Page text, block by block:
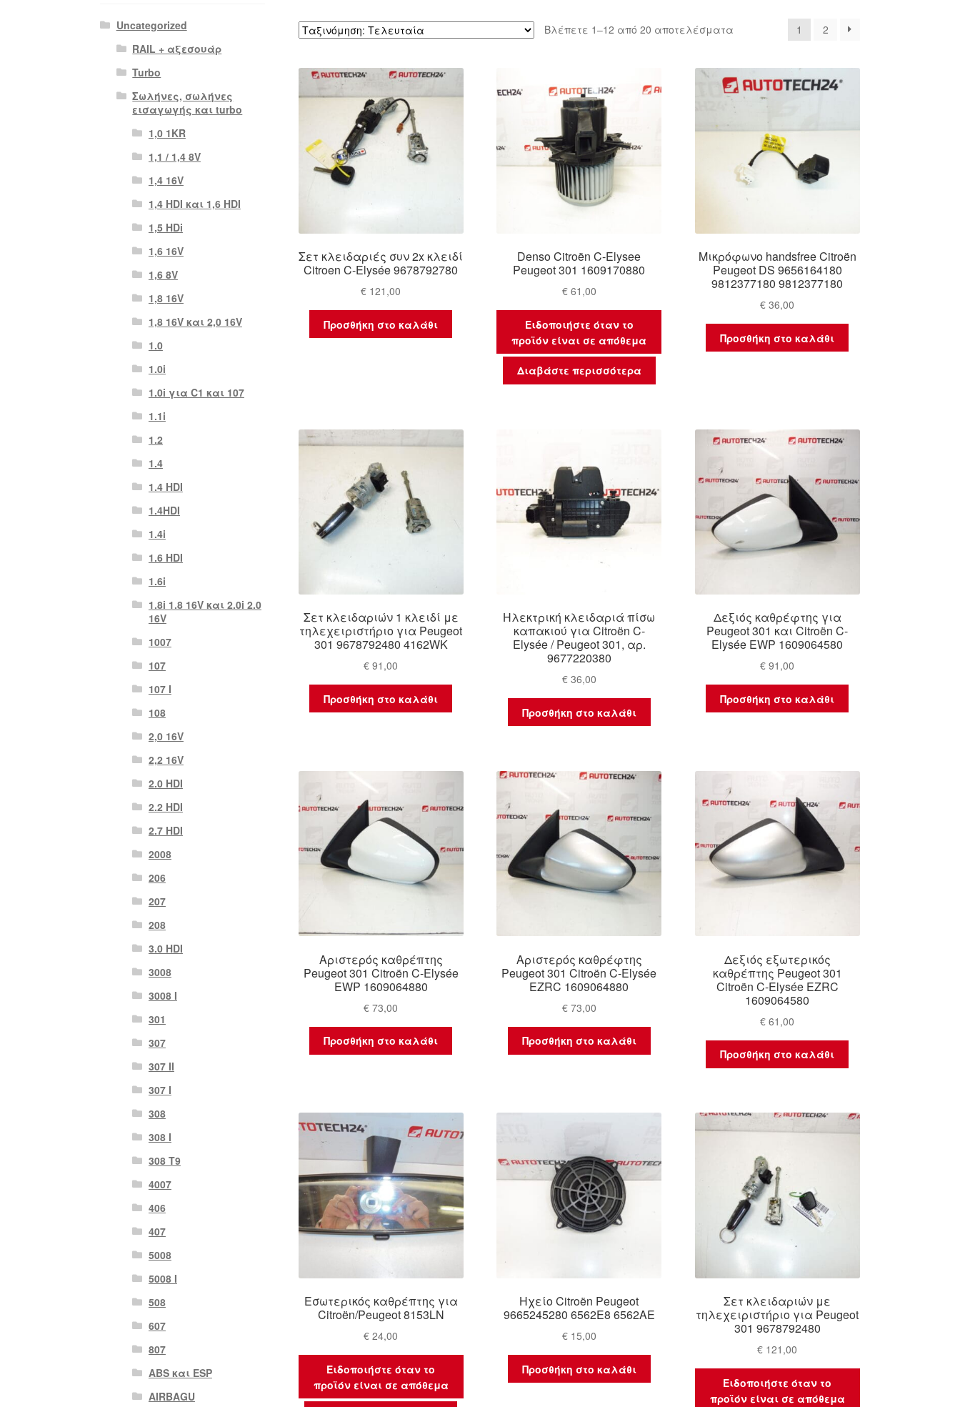
Βλέπετε 1–12 από 20 αποτελέσματαSorted
1 2
Σετ κλειδαριές συν 2x κλειδί
Citroen C-Elysée 9678792780
€ 121,00
Προσθήκη στο καλάθι
Denso Citroën C-Elysee
Peugeot 301 1609170880
€61,00
Ειδοποιήστε όταν το
προϊόν είναι σε απόθεμα
Διαβάστε περισσότερα
Μικρόφωνο handsfree Citroën
Peugeot DS 9656164180
9812377180 9812377180
€ 36,00
Προσθήκη στο καλάθι
Σετ κλειδαριών 1 κλειδί με
τηλεχειριστήριο για Peugeot
301 9678792480 4162WK
€ 91,00
Προσθήκη στο καλάθι
Ηλεκτρική κλειδαριά πίσω
καπακιού για Citroën C-
Elysée / Peugeot 301, αρ.
9677220380
€36,00
Προσθήκη στο καλάθι
Δεξιός καθρέφτης για
Peugeot 301 και Citroën C-
Elysée EWP 1609064580
€ 91,00
Προσθήκη στο καλάθι
Αριστερός καθρέπτης
Peugeot 301 Citroën C-Elysée
EWP 1609064880
€ 73,00
Προσθήκη στο καλάθι
Αριστερός καθρέφτης
Peugeot 301 Citroën C-Elysée
EZRC 1609064880
€73,00
Προσθήκη στο καλάθι
Δεξιός εξωτερικός
καθρέπτης Peugeot 301
Citroën C-Elysée EZRC
1609064580
€ 61,00
Προσθήκη στο καλάθι
Εσωτερικός καθρέπτης για
Citroën/Peugeot 8153LN
€ 24,00
Ειδοποιήστε όταν το
προϊόν είναι σε απόθεμα
Ηχείο Citroën Peugeot
9665245280 6562E8 6562AE
€15,00
Προσθήκη στο καλάθι
Σετ κλειδαριών με
τηλεχειριστήριο για Peugeot
301 9678792480
€ 121,00
Ειδοποιήστε όταν το
προϊόν είναι σε απόθεμα
Uncategorized
RAIL + αξεσουάρ
Turbo
Σωλήνες, σωλήνες
εισαγωγής και turbo
1,0 1KR
1,1 / 1,4 8V
1,4 16V
1,4 HDI και 1,6 HDI
1,5 HDi
1,6 16V
1,6 8V
1,8 16V
1,8 16V και 2,0 16V
1.0
1.0i
1.0i για C1 και 107
1.1i
1.2
1.4
1.4 HDI
1.4HDI
1.4i
1.6 HDI
1.6i
1.8i 1.8 16V και 2.0i 2.0
16V
1007
107
107 Ι
108
2,0 16V
2,2 16V
2.0 HDI
2.2 HDI
2.7 HDI
2008
206
207
208
3.0 HDI
3008
3008 Ι
301
307
307 II
307 Ι
308
308 Ι
308 Τ9
4007
406
407
5008
5008 Ι
508
607
807
ABS και ESP
AIRBAGU